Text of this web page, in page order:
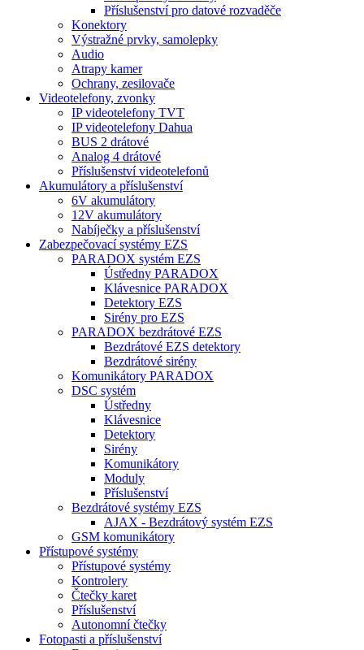
Příslušenství pro datové rozvaděče
Konektory
Výstražné prvky, samolepky
Audio
Atrapy kamer
Ochrany, zesilovače
Videotelefony, zvonky
IP videotelefony TVT
IP videotelefony Dahua
BUS 2 drátové
Analog 4 drátové
Příslušenství videotelefonů
Akumulátory a příslušenství
6V akumulátory
12V akumulátory
Nabíječky a příslušenství
Zabezpečovací systémy EZS
PARADOX systém EZS
Ústředny PARADOX
Klávesnice PARADOX
Detektory EZS
Sirény pro EZS
PARADOX bezdrátové EZS
Bezdrátové EZS detektory
Bezdrátové sirény
Komunikátory PARADOX
DSC systém
Ústředny
Klávesnice
Detektory
Sirény
Komunikátory
Moduly
Příslušenství
Bezdrátové systémy EZS
AJAX - Bezdrátový systém EZS
GSM komunikátory
Přístupové systémy
Přístupové systémy
Kontrolery
Čtečky karet
Příslušenství
Autonomní čtečky
Fotopasti a příslušenství